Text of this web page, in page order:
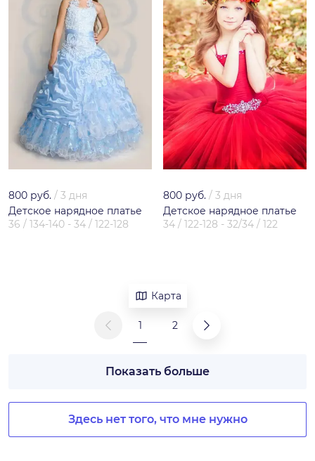
800 руб. / 3 дня
Детское нарядное платье
36 / 134-140 - 34 / 122-128
800 руб. / 3 дня
Детское нарядное платье
34 / 122-128 - 32/34 / 122
Карта
1 2
Показать больше
Здесь нет того, что мне нужно